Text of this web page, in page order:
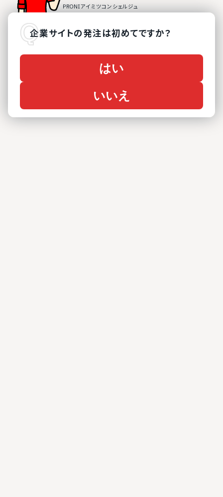
企業サイトの発注は初めてですか？
はい
いいえ